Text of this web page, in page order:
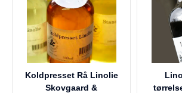
Koldpresset Rå Linolie
Skovgaard &